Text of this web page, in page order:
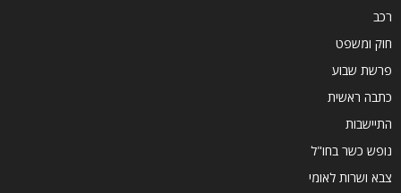
רכב
חוק ומשפט
פרשת שבוע
כתבה ראשית
התיישבות
נופש כשר בחו"ל
צבא ושרות לאומי